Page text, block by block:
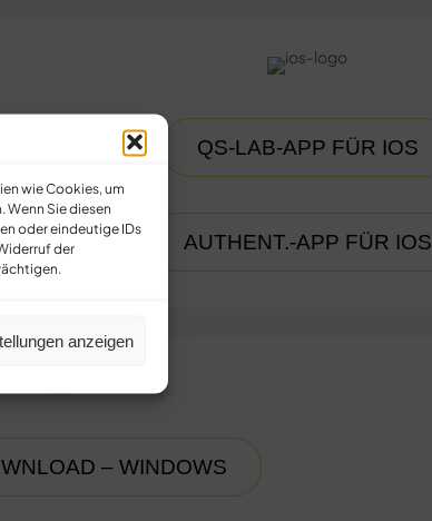
wie Cookies, um
Sie diesen
oder eindeutige IDs
der
anzeigen
QS-LAB-APP FÜR IOS
AUTHENT.-APP FÜR IOS
– WINDOWS